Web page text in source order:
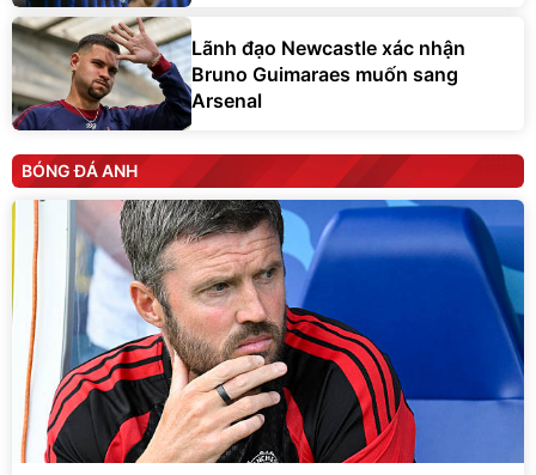
Lãnh đạo Newcastle xác nhận
Bruno Guimaraes muốn sang
Arsenal
BÓNG ĐÁ ANH